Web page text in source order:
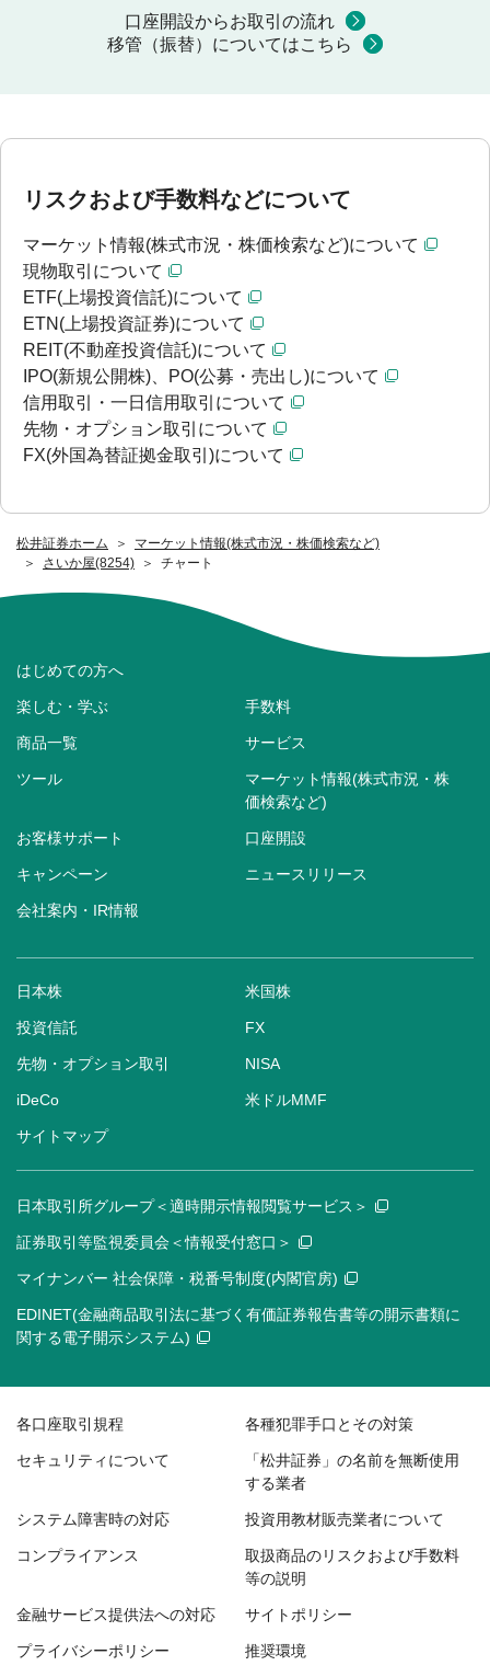
松井証券ホーム
マーケット情報(株式市況・株価検索など)
さいか屋(8254)
チャート
口座開設からお取引の流れ
移管（振替）についてはこちら
リスクおよび手数料などについて
マーケット情報(株式市況・株価検索など)について
現物取引について
ETF(上場投資信託)について
ETN(上場投資証券)について
REIT(不動産投資信託)について
IPO(新規公開株)、PO(公募・売出し)について
信用取引・一日信用取引について
先物・オプション取引について
FX(外国為替証拠金取引)について
はじめての方へ
楽しむ・学ぶ 手数料
商品一覧 サービス
ツール
マーケット情報(株式市況・株
価検索など)
お客様サポート 口座開設
キャンペーン ニュースリリース
会社案内・IR情報
日本株 米国株
投資信託 FX
先物・オプション取引 NISA
iDeCo 米ドルMMF
サイトマップ
日本取引所グループ＜適時開示情報閲覧サービス＞
証券取引等監視委員会＜情報受付窓口＞
マイナンバー 社会保障・税番号制度(内閣官房)
EDINET(金融商品取引法に基づく有価証券報告書等の開示書類に
関する電子開示システム)
各口座取引規程 各種犯罪手口とその対策
セキュリティについて
「松井証券」の名前を無断使用
する業者
システム障害時の対応 投資用教材販売業者について
コンプライアンス
取扱商品のリスクおよび手数料
等の説明
金融サービス提供法への対応 サイトポリシー
プライバシーポリシー 推奨環境